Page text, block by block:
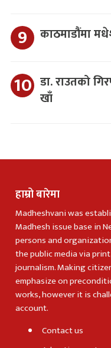
काठमाडौंमा
डा. राउतको
खाँ
हाम्रो बारेमा
Madheshvani was
Madhesh issue base in
persons and
the public media via
journalism. Making
emphasize on
works, however it is
account.
Contact us